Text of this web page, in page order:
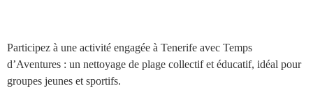
Participez à une activité engagée à Tenerife avec Temps
d’Aventures : un nettoyage de plage collectif et éducatif, idéal pour
groupes jeunes et sportifs.